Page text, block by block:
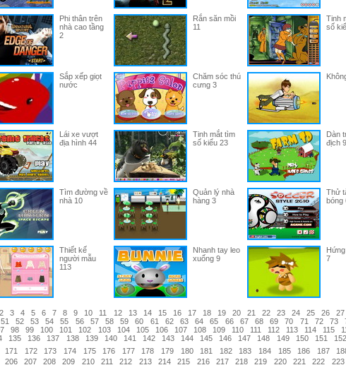
Phi thân trên
nhà cao tầng
2
Rắn săn mồi
11
Tinh
số
Sắp xếp giọt
nước
Chăm sóc thú
cưng 3
Lái xe vượt
địa hình 44
Tinh mắt tìm
số kiểu 23
Dàn
địch
Tìm đường về
nhà 10
Quản lý nhà
hàng 3
Thử
bóng
Thiết kế
người mẫu
113
Nhanh tay leo
xuống 9
7
2 3 4 5 6 7 8 9 10 11 12 13 14 15 16 17 18 19 20 21 22 23 24 25 26 27
51 52 53 54 55 56 57 58 59 60 61 62 63 64 65 66 67 68 69 70 71 72 73
98 99 100 101 102 103 104 105 106 107 108 109 110 111 112 113 114 115
135 136 137 138 139 140 141 142 143 144 145 146 147 148 149 150 151 152
171 172 173 174 175 176 177 178 179 180 181 182 183 184 185 186 187
206 207 208 209 210 211 212 213 214 215 216 217 218 219 220 221 222 223